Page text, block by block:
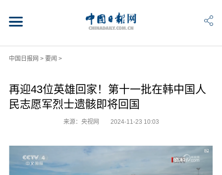
中国日报网 > 要闻 >
再迎43位英雄回家！第十一批在韩中国人
民志愿军烈士遗骸即将回国
来源：央视网 2024-11-23 10:03